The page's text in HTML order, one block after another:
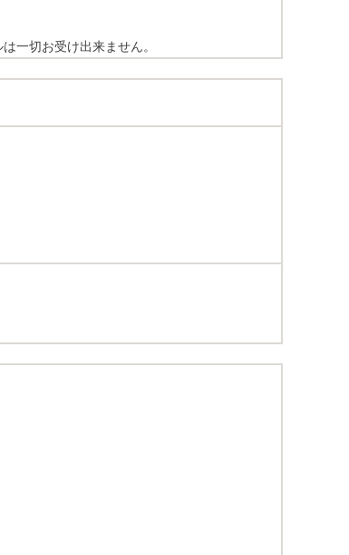
一切お受け出来ません。